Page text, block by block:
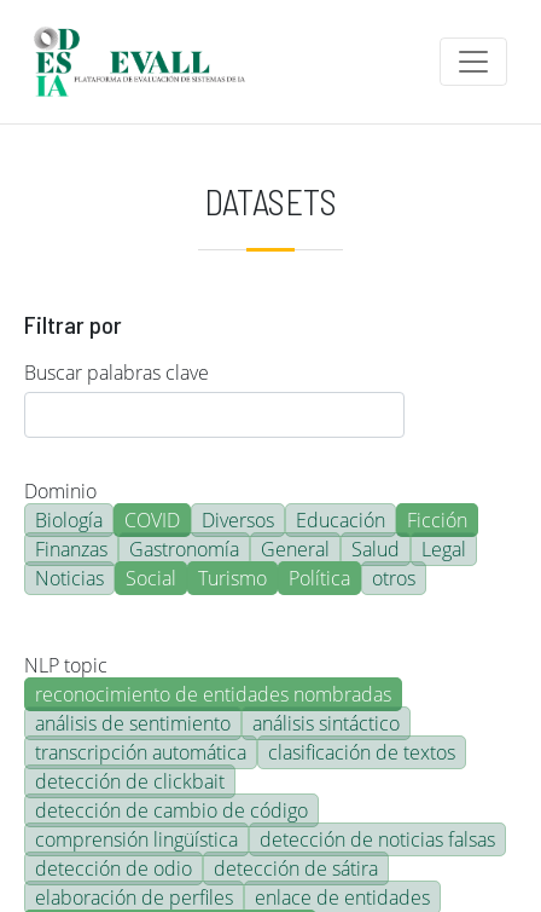
DATASETS
Filtrar por
Buscar palabras clave
Dominio
Biología
COVID Diversos Educación
Ficción
Finanzas
Gastronomía General Salud
Legal
Noticias
Social Turismo Política otros
NLP topic
reconocimiento de entidades nombradas
análisis de sentimiento
análisis sintáctico
transcripción automática
clasificación de textos
detección de clickbait
detección de cambio de código
comprensión lingüística
detección de noticias falsas
detección de odio
detección de sátira
elaboración de perfiles
enlace de entidades